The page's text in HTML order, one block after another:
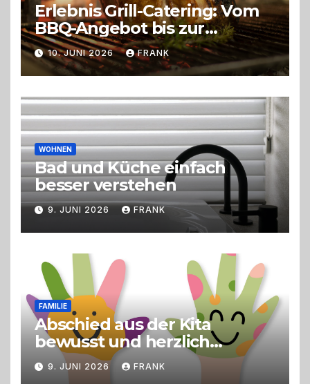
Erlebnis Grill-Catering: Vom
BBQ-Angebot bis zur
perfekten Eventorganisation
Trend zu Outdoor-Events,
Erlebnisgastronomie und
Live-Cooking
10. JUNI 2026 FRANK
WOHNEN
Bad und Küche einfach
besser verstehen
9. JUNI 2026 FRANK
FAMILIE
Abschied aus der Kita
bewusst und herzlich
gestalten
9. JUNI 2026 FRANK